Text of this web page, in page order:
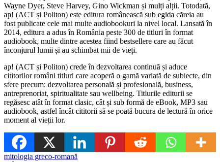
Wayne Dyer, Steve Harvey, Gino Wickman și mulți alții. Totodată,
ap! (ACT și Politon) este editura românească sub egida căreia au
fost publicate cele mai multe audiobookuri la nivel local. Lansată în
2014, editura a adus în România peste 300 de titluri în format
audiobook, multe dintre acestea fiind bestsellere care au făcut
înconjurul lumii și au schimbat mii de vieți.
ap! (ACT și Politon) crede în dezvoltarea continuă și aduce
cititorilor români titluri care acoperă o gamă variată de subiecte, din
sfere precum: dezvoltarea personală și profesională, business,
antreprenoriat, spiritualitate sau wellbeing. Titlurile editurii se
regăsesc atât în format clasic, cât și sub formă de eBook, MP3 sau
audiobook, astfel încât cititorii să se poată bucura de lectură în orice
moment al vieții lor.
Tags:
mitologia greco-romană